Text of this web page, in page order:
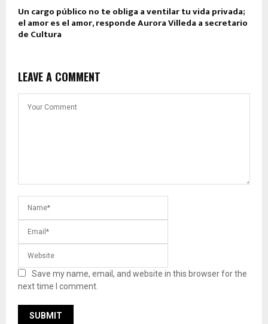
Un cargo público no te obliga a ventilar tu vida privada;
el amor es el amor, responde Aurora Villeda a secretario
de Cultura
LEAVE A COMMENT
Save my name, email, and website in this browser for the
next time I comment.